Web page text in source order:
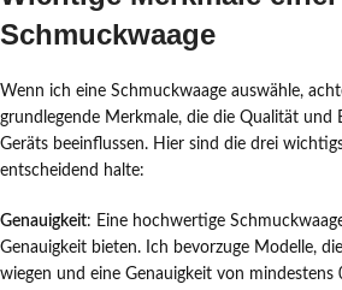
Schmuckwaage
Wenn ich eine Schmuckwaage auswähle,
grundlegende Merkmale, die die Qualität und
Geräts beeinflussen. Hier sind die drei
entscheidend halte:
Genauigkeit: Eine hochwertige
Genauigkeit bieten. Ich bevorzuge Modelle,
wiegen und eine Genauigkeit von mindestens